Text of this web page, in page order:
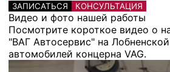
ЗАПИСАТЬСЯ КОНСУЛЬТАЦИЯ
Видео и фото нашей работы
Посмотрите короткое видео о
"ВАГ Автосервис" на
автомобилей концерна VAG.